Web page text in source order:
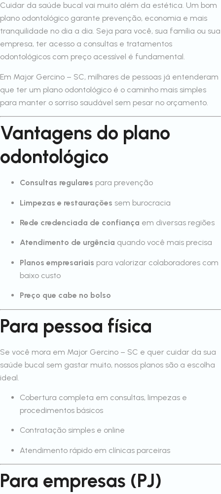
Cuidar da saúde bucal vai muito além da estética. Um bom
plano odontológico garante prevenção, economia e mais
tranquilidade no dia a dia. Seja para você, sua família ou sua
empresa, ter acesso a consultas e tratamentos
odontológicos com preço acessível é fundamental.
Em Major Gercino – SC, milhares de pessoas já entenderam
que ter um plano odontológico é o caminho mais simples
para manter o sorriso saudável sem pesar no orçamento.
Vantagens do plano
odontológico
Consultas regulares para prevenção
Limpezas e restaurações sem burocracia
Rede credenciada de confiança em diversas regiões
Atendimento de urgência quando você mais precisa
Planos empresariais para valorizar colaboradores com
baixo custo
Preço que cabe no bolso
Para pessoa física
Se você mora em Major Gercino – SC e quer cuidar da sua
saúde bucal sem gastar muito, nossos planos são a escolha
ideal.
Cobertura completa em consultas, limpezas e
procedimentos básicos
Contratação simples e online
Atendimento rápido em clínicas parceiras
Para empresas (PJ)